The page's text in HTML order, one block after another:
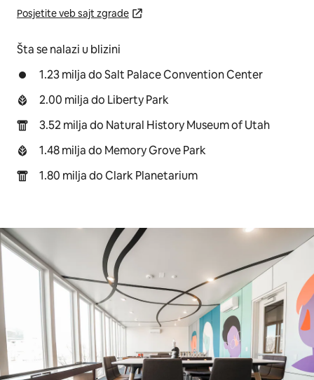
Posjetite veb sajt zgrade
Šta se nalazi u blizini
1.23 milja do Salt Palace Convention Center
2.00 milja do Liberty Park
3.52 milja do Natural History Museum of Utah
1.48 milja do Memory Grove Park
1.80 milja do Clark Planetarium